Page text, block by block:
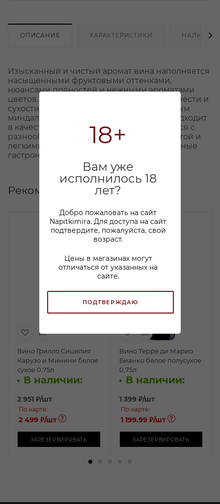
18+
Вам уже
исполнилось 18
лет?
Добро пожаловать на сайт
Napitkimira. Для доступа на сайт
подтвердите, пожалуйста, свой
возраст.
Цены в магазинах могут
отличаться от указанных на
сайте.
ПОДТВЕРЖДАЮ
ОПИСАНИЕ ХАРАКТЕРИСТИКИ НАЛИЧИЕ
Изысканный и чистый аромат вина наполняется
насыщенными фруктовыми оттенками,
нюансами пряностей и нежными ароматами
цветов. Это вино придает ощущение свежести и
сухости с мягкой кислотностью и приятным
миндальным послевкусием. Идеально подходит
в качестве аперитива и отлично сочетается с
разнообразными закусками, ризотто, пастой и
легкими блюдами, создавая исключительные
гастрономические впечатления.
Рекомендуем
Вино Грилло Сицилия
Карузо и Минини белое
сухое 0,75л
В наличии:
2 951 ₽/шт
По карте:
2 499 ₽/шт
ЗАРЕЗЕРВИРОВАТЬ
Вино Терре ди Марио
Бианко белое полусухое
0,75л
В наличии:
1 399 ₽/шт
По карте:
1 199.99 ₽/шт
ЗАРЕЗЕРВИРОВАТЬ